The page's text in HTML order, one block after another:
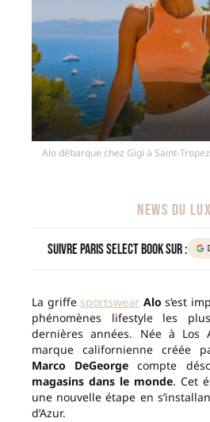
Alo débarque chez Gigi à Saint-
NEWS DU
Suivre Paris Select Book sur :
La griffe sportswear Alo s’est
phénomènes lifestyle les
dernières années. Née à Los
marque californienne créée
Marco DeGeorge compte
magasins dans le monde. Cet
une nouvelle étape en
d’Azur.